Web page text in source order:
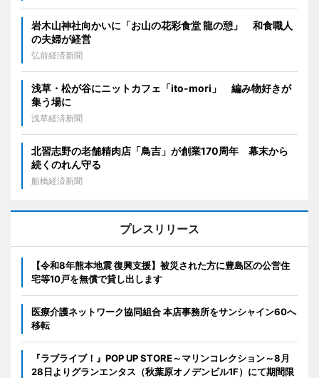
岩木山神社向かいに「お山の花彩食堂 龍の憩」 和食職人
の夫婦が経営
弘前経済新聞
浅草・松が谷にニットカフェ「ito-mori」 編み物好きが
集う場に
浅草経済新聞
北習志野の老舗精肉店「鳥吉」が創業170周年 幕末から
続くのれん守る
船橋経済新聞
プレスリリース
【令和8年熊本地震 復興支援】被災された方に豊島区の公営住
宅等10戸を無償で貸し出します
医療介護ネットワーク協同組合 本店事務所をサンシャイン60へ
移転
『ラブライブ！』POP UP STORE～マリンコレクション～8月
28日よりグランエンタス（秋葉原オノデンビル1F）にて期間限